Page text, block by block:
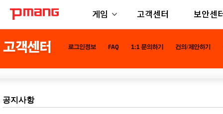
게임 고객센터 보안센
공지사항